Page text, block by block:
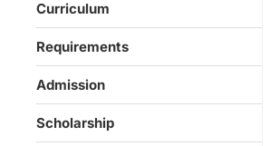
Curriculum
Requirements
Admission
Scholarship